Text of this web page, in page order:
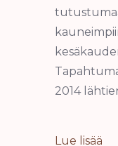
2014
Lue lisää